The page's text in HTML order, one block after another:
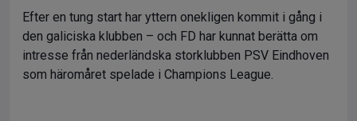
Efter en tung start har yttern onekligen kommit i gång i
den galiciska klubben – och FD har kunnat berätta om
intresse från nederländska storklubben PSV Eindhoven
som häromåret spelade i Champions League.